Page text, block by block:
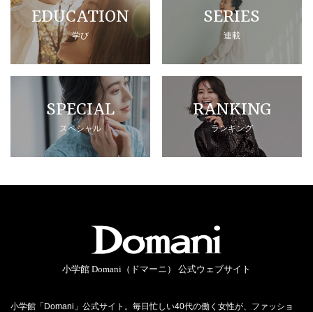
EDUCATION
学び
SERIES
連載
SPECIAL
スペシャル
RANKING
ランキング
小学館 Domani（ドマーニ） 公式ウェブサイト
小学館「Domani」公式サイト。毎日忙しい40代の働く女性が、ファッショ